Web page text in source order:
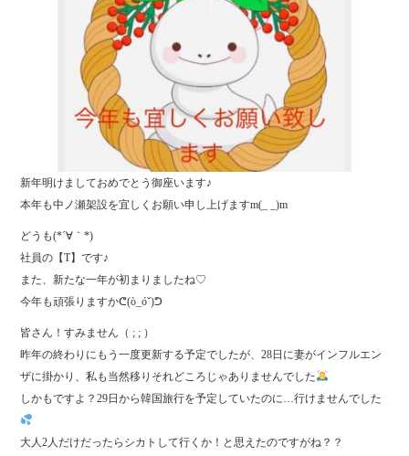
新年明けましておめでとう御座います♪
本年も中ノ瀬架設を宜しくお願い申し上げますm(_ _)m
どうも(*´∀｀*)
社員の【T】です♪
また、新たな一年が初まりましたね♡
今年も頑張りますかᕦ(ò_óˇ)ᕤ
皆さん！すみません（ ; ; ）
昨年の終わりにもう一度更新する予定でしたが、28日に妻がインフルエン
ザに掛かり、私も当然移りそれどころじゃありませんでした
しかもですよ？29日から韓国旅行を予定していたのに…行けませんでした
大人2人だけだったらシカトして行くか！と思えたのですがね？？